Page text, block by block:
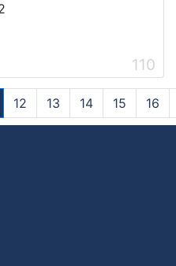
110
12 13 14 15 16